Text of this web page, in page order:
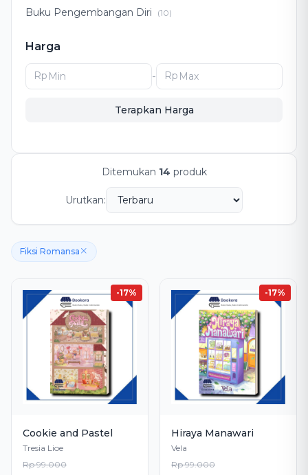
Buku Pengembangan Diri (10)
Drama Keluarga
Romansa Islami
Novel Romansa Islami (4)
Harga
Rp - Rp
Terapkan Harga
Ditemukan 14 produk
Urutkan:
Fiksi Romansa
-17%
Cookie and Pastel
Tresia Lioe
Rp 99.000
-17%
Hiraya Manawari
Vela
Rp 99.000